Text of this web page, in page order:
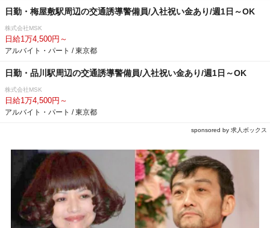
日勤・梅屋敷駅周辺の交通誘導警備員/入社祝い金あり/週1日～OK
株式会社MSK
日給1万4,500円～
アルバイト・パート / 東京都
日勤・品川駅周辺の交通誘導警備員/入社祝い金あり/週1日～OK
株式会社MSK
日給1万4,500円～
アルバイト・パート / 東京都
sponsored by 求人ボックス